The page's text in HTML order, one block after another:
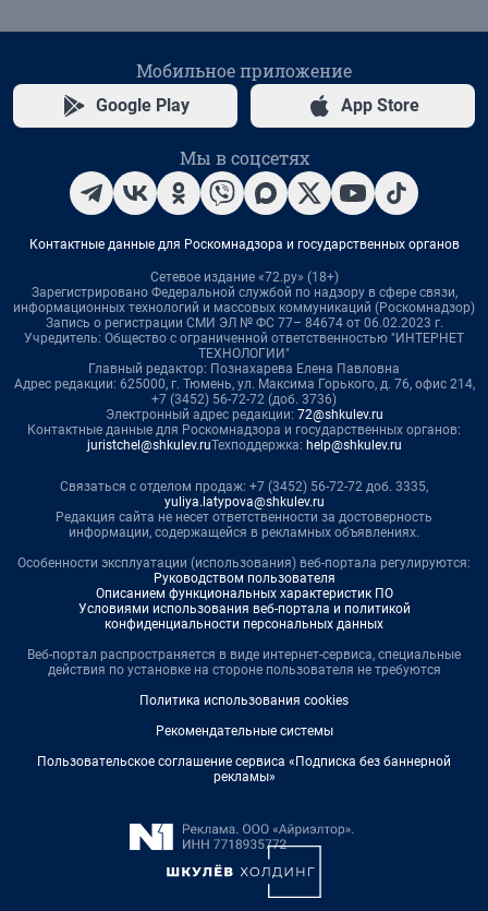
Мобильное приложение
Google Play App Store
Мы в соцсетях
Контактные данные для Роскомнадзора и государственных органов
Сетевое издание «72.ру» (18+)
Зарегистрировано Федеральной службой по надзору в сфере связи,
информационных технологий и массовых коммуникаций (Роскомнадзор)
Запись о регистрации СМИ ЭЛ № ФС 77– 84674 от 06.02.2023 г.
Учредитель: Общество с ограниченной ответственностью "ИНТЕРНЕТ
ТЕХНОЛОГИИ"
Главный редактор: Познахарева Елена Павловна
Адрес редакции: 625000, г. Тюмень, ул. Максима Горького, д. 76, офис 214,
+7 (3452) 56-72-72 (доб. 3736)
Электронный адрес редакции: 72@shkulev.ru
Контактные данные для Роскомнадзора и государственных органов:
juristchel@shkulev.ruТехподдержка: help@shkulev.ru
Связаться с отделом продаж: +7 (3452) 56-72-72 доб. 3335,
yuliya.latypova@shkulev.ru
Редакция сайта не несет ответственности за достоверность
информации, содержащейся в рекламных объявлениях.
Особенности эксплуатации (использования) веб-портала регулируются:
Руководством пользователя
Описанием функциональных характеристик ПО
Условиями использования веб-портала и политикой
конфиденциальности персональных данных
Веб-портал распространяется в виде интернет-сервиса, специальные
действия по установке на стороне пользователя не требуются
Политика использования cookies
Рекомендательные системы
Пользовательское соглашение сервиса «Подписка без баннерной
рекламы»